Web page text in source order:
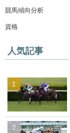
競馬傾向分析
資格
人気記事